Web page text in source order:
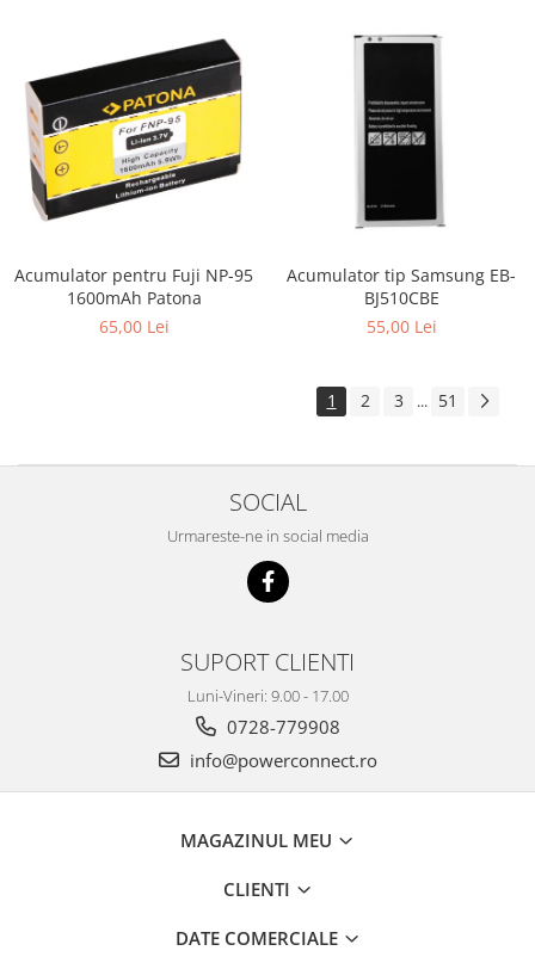
Acumulator pentru Fuji NP-95
1600mAh Patona
65,00 Lei
Acumulator tip Samsung EB-
BJ510CBE
55,00 Lei
1 2 3 ... 51
SOCIAL
Urmareste-ne in social media
SUPORT CLIENTI
Luni-Vineri: 9.00 - 17.00
0728-779908
info@powerconnect.ro
MAGAZINUL MEU
CLIENTI
DATE COMERCIALE